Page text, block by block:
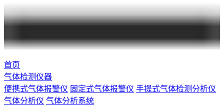
首页
气体检测仪器
便携式气体报警仪 固定式气体报警仪 手提式气体检测分析仪
气体分析仪 气体分析系统